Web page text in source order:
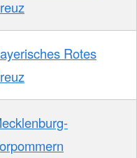
Rotes